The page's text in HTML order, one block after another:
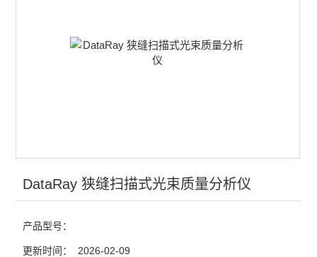
红外显示卡
激光能量计
DataRay 狭缝扫描式光束质量分析仪
产品型号：
更新时间： 2026-02-09